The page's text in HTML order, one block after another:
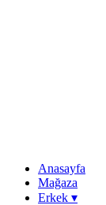
Anasayfa
Mağaza
Erkek ▾